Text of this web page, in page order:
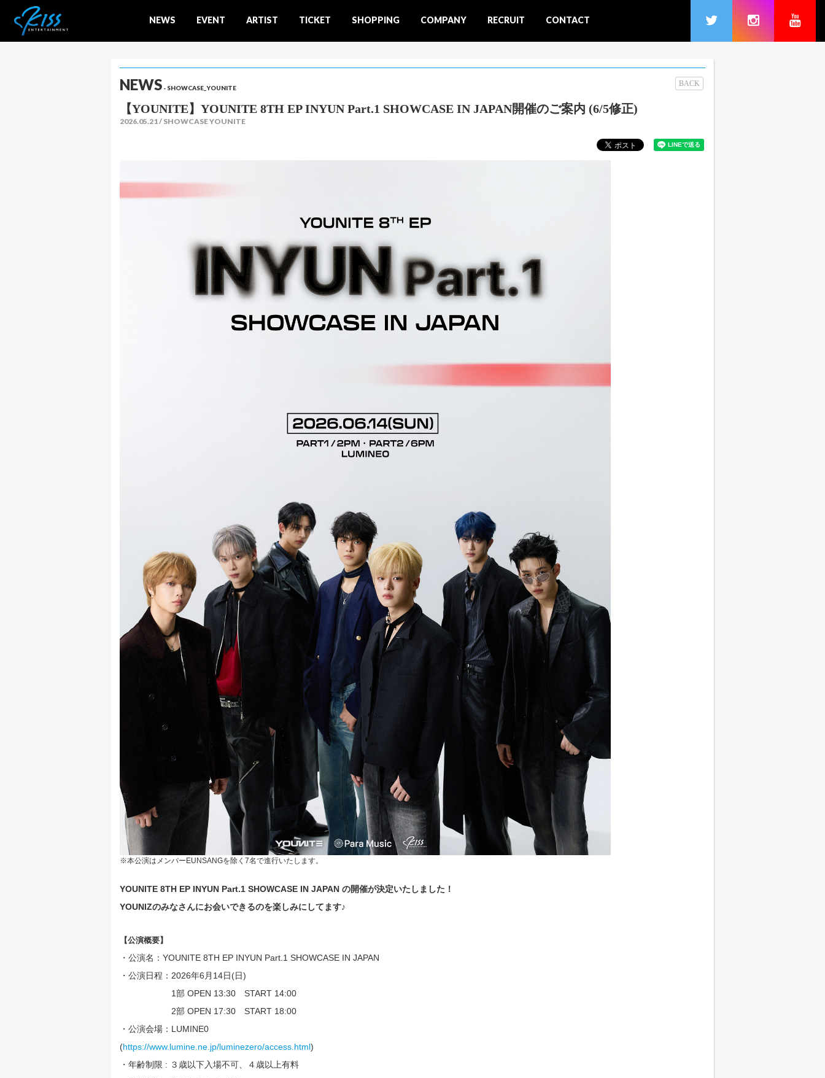
NEWS EVENT ARTIST TICKET SHOPPING COMPANY RECRUIT CONTACT
NEWS - SHOWCASE_YOUNITE BACK
【YOUNITE】YOUNITE 8TH EP INYUN Part.1 SHOWCASE IN JAPAN開催のご案内 (6/5修正)
2026.05.21 SHOWCASE YOUNITE
※本公演はメンバーEUNSANGを除く7名で進行いたします。
YOUNITE 8TH EP INYUN Part.1 SHOWCASE IN JAPAN の開催が決定いたしました！
YOUNIZのみなさんにお会いできるのを楽しみにしてます♪
【公演概要】
・公演名：YOUNITE 8TH EP INYUN Part.1 SHOWCASE IN JAPAN
・公演日程：2026年6月14日(日)
1部 OPEN 13:30 START 14:00
2部 OPEN 17:30 START 18:00
・公演会場：LUMINE0
(https://www.lumine.ne.jp/luminezero/access.html)
・年齢制限 : ３歳以下入場不可、４歳以上有料